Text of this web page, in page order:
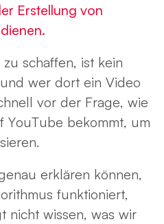
Erstellung von
schaffen, ist kein
wer dort ein Video
vor der Frage, wie
YouTube bekommt, um
erklären können,
funktioniert,
nicht wissen, was wir